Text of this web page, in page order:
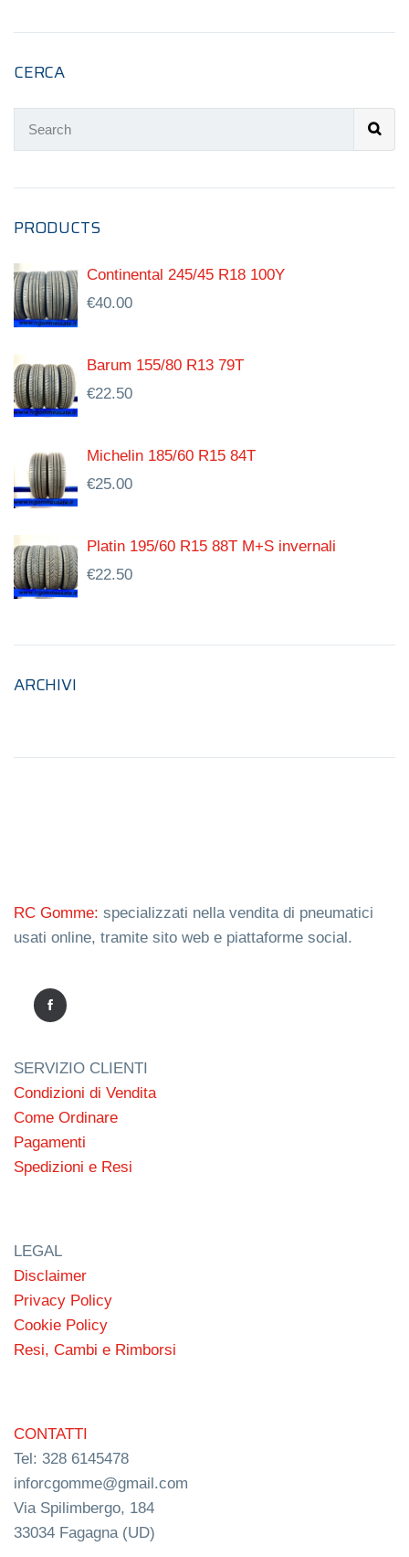
CERCA
PRODUCTS
Continental 245/45 R18 100Y
€40.00
Barum 155/80 R13 79T
€22.50
Michelin 185/60 R15 84T
€25.00
Platin 195/60 R15 88T M+S invernali
€22.50
ARCHIVI
RC Gomme: specializzati nella vendita di pneumatici
usati online, tramite sito web e piattaforme social.
SERVIZIO CLIENTI
Condizioni di Vendita
Come Ordinare
Pagamenti
Spedizioni e Resi
LEGAL
Disclaimer
Privacy Policy
Cookie Policy
Resi, Cambi e Rimborsi
CONTATTI
Tel: 328 6145478
inforcgomme@gmail.com
Via Spilimbergo, 184
33034 Fagagna (UD)